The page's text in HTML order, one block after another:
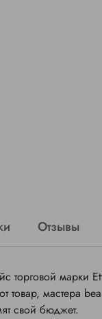
Отзывы
торговой марки
товар, мастера
свой бюджет.